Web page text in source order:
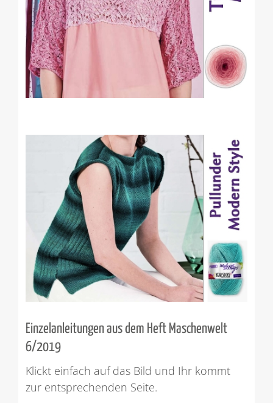
Einzelanleitungen aus dem Heft Maschenwelt
6/2019
Klickt einfach auf das Bild und Ihr kommt
zur entsprechenden Seite.